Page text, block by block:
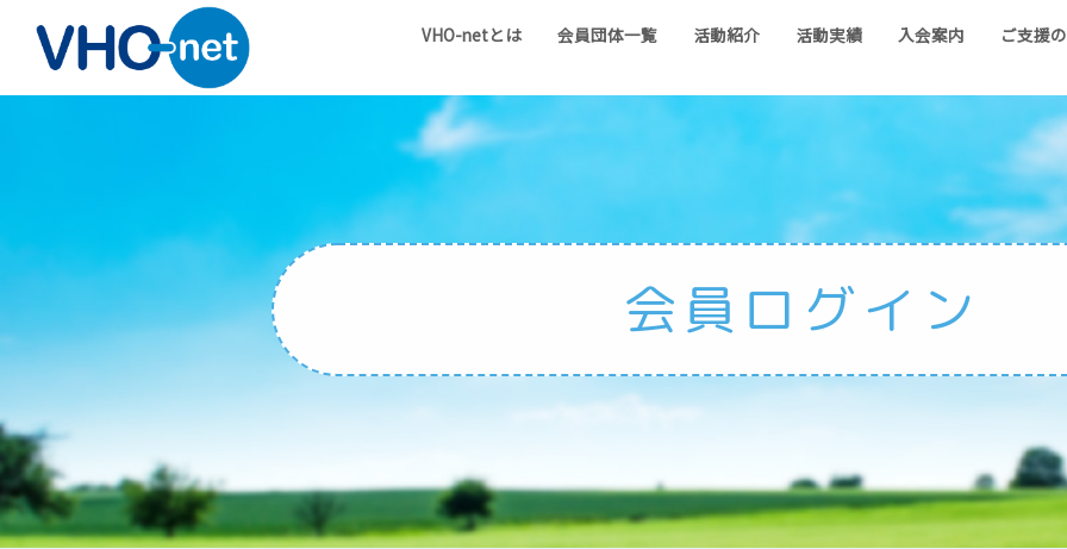
VHO-netとは 会員団体一覧 活動紹介 活動実績 入会案内 ご支援
会員ログイン